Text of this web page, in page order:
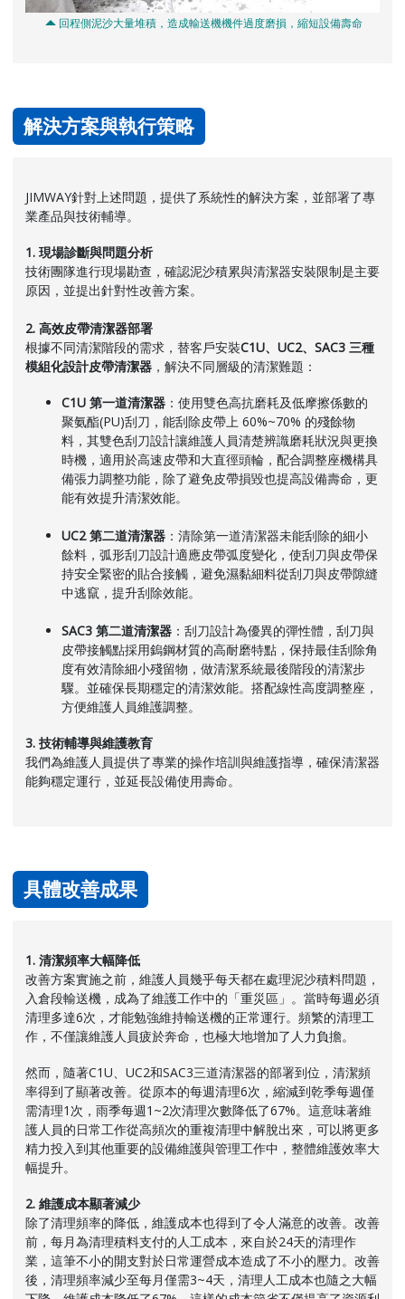
回程側泥沙大量堆積，造成輸送機機件過度磨損，縮短設備壽命
解決方案與執行策略
JIMWAY針對上述問題，提供了系統性的解決方案，並部署了專
業產品與技術輔導。
1. 現場診斷與問題分析
技術團隊進行現場勘查，確認泥沙積累與清潔器安裝限制是主要
原因，並提出針對性改善方案。
2. 高效皮帶清潔器部署
根據不同清潔階段的需求，替客戶安裝C1U、UC2、SAC3 三種
模組化設計皮帶清潔器 ，解決不同層級的清潔難題：
C1U 第一道清潔器 ：使用雙色高抗磨耗及低摩擦係數的
聚氨酯(PU)刮刀，能刮除皮帶上 60%~70% 的殘餘物
料，其雙色刮刀設計讓維護人員清楚辨識磨耗狀況與更換
時機，適用於高速皮帶和大直徑頭輪，配合調整座機構具
備張力調整功能，除了避免皮帶損毀也提高設備壽命，更
能有效提升清潔效能。
UC2 第二道清潔器 ：清除第一道清潔器未能刮除的細小
餘料，弧形刮刀設計適應皮帶弧度變化，使刮刀與皮帶保
持安全緊密的貼合接觸，避免濕黏細料從刮刀與皮帶隙縫
中逃竄，提升刮除效能。
SAC3 第二道清潔器 ：刮刀設計為優異的彈性體，刮刀與
皮帶接觸點採用鎢鋼材質的高耐磨特點，保持最佳刮除角
度有效清除細小殘留物，做清潔系統最後階段的清潔步
驟。並確保長期穩定的清潔效能。搭配線性高度調整座，
方便維護人員維護調整。
3. 技術輔導與維護教育
我們為維護人員提供了專業的操作培訓與維護指導，確保清潔器
能夠穩定運行，並延長設備使用壽命。
具體改善成果
1. 清潔頻率大幅降低
改善方案實施之前，維護人員幾乎每天都在處理泥沙積料問題，
入倉段輸送機，成為了維護工作中的「重災區」。當時每週必須
清理多達6次，才能勉強維持輸送機的正常運行。頻繁的清理工
作，不僅讓維護人員疲於奔命，也極大地增加了人力負擔。
然而，隨著C1U、UC2和SAC3三道清潔器的部署到位，清潔頻
率得到了顯著改善。從原本的每週清理6次，縮減到乾季每週僅
需清理1次，雨季每週1~2次清理次數降低了67%。這意味著維
護人員的日常工作從高頻次的重複清理中解脫出來，可以將更多
精力投入到其他重要的設備維護與管理工作中，整體維護效率大
幅提升。
2. 維護成本顯著減少
除了清理頻率的降低，維護成本也得到了令人滿意的改善。改善
前，每月為清理積料支付的人工成本，來自於24天的清理作
業，這筆不小的開支對於日常運營成本造成了不小的壓力。改善
後，清理頻率減少至每月僅需3~4天，清理人工成本也隨之大幅